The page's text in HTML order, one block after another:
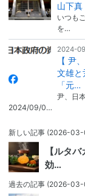
山下
いつも
を…
2024-
【 尹
文雄と
「元…
尹、日
2024/09/0…
新しい記事 (2026-03-
【ルタ
効…
過去の記事 (2026-03-